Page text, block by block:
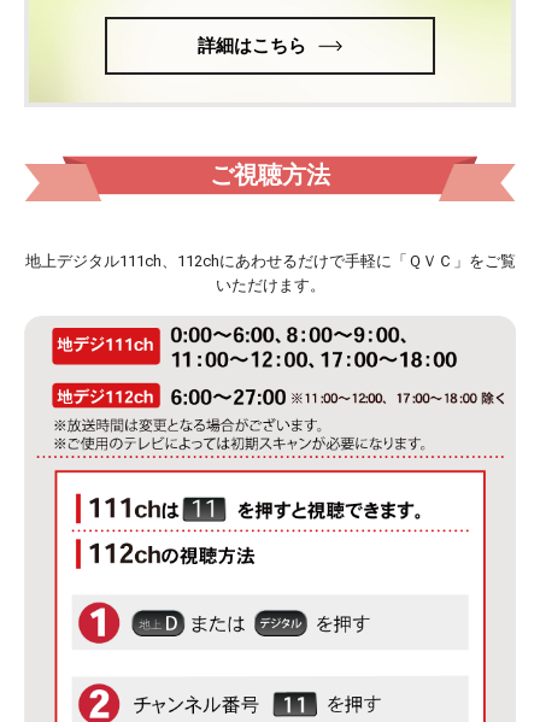
詳細はこちら
ご視聴方法
地上デジタル111ch、112chにあわせるだけで手軽に「ＱＶＣ」をご覧
いただけます。